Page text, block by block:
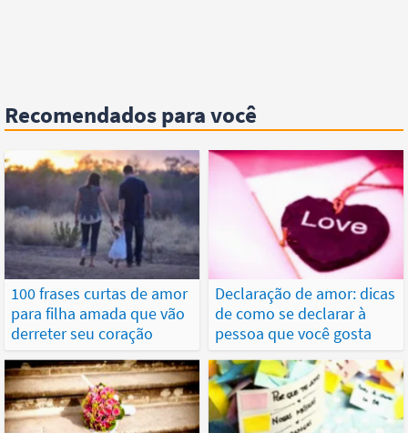
Recomendados para você
100 frases curtas de amor
para filha amada que vão
derreter seu coração
Declaração de amor: dicas
de como se declarar à
pessoa que você gosta